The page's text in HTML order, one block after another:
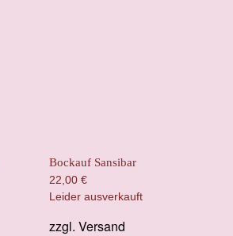
Bockauf Sansibar
22,00 €
Leider ausverkauft
zzgl. Versand